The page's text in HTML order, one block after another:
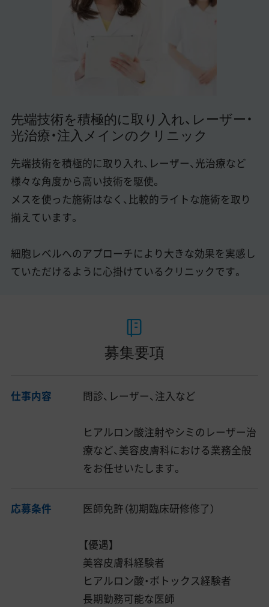
美容クリニック見学・研修情報
美容外科・美容皮膚科の医師転職体験談
美容クリニックインタビュー
美容医療辞典
医師採用ご担当者様・その他問い合わせ
先端技術を積極的に取り入れ、レーザー・
光治療・注入メインのクリニック
先端技術を積極的に取り入れ、レーザー、光治療など
様々な角度から高い技術を駆使。
メスを使った施術はなく、比較的ライトな施術を取り
揃えています。
細胞レベルへのアプローチにより大きな効果を実感し
ていただけるように心掛けているクリニックです。
募集要項
仕事内容 問診、レーザー、注入など
ヒアルロン酸注射やシミのレーザー治
療など、美容皮膚科における業務全般
をお任せいたします。
応募条件 医師免許（初期臨床研修修了）
【優遇】
美容皮膚科経験者
ヒアルロン酸・ボトックス経験者
長期勤務可能な医師